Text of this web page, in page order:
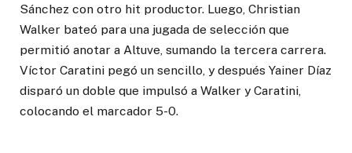
Sánchez con otro hit productor. Luego, Christian
Walker bateó para una jugada de selección que
permitió anotar a Altuve, sumando la tercera carrera.
Víctor Caratini pegó un sencillo, y después Yainer Díaz
disparó un doble que impulsó a Walker y Caratini,
colocando el marcador 5-0.